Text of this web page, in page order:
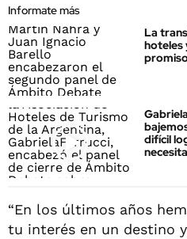
Informate más
La
hoteles
difícil
“En los últimos años
tu interés en un destino